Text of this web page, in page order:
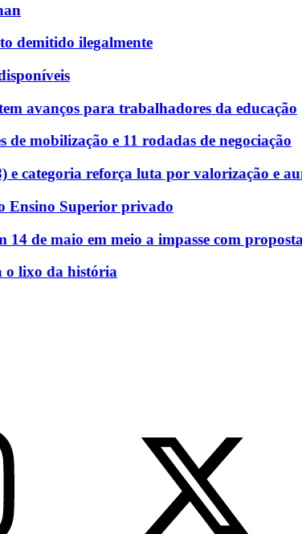
demitido ilegalmente
avanços para trabalhadores da educação
mobilização e 11 rodadas de negociação
e categoria reforça luta por valorização e
Ensino Superior privado
de maio em meio a impasse com
o lixo da história